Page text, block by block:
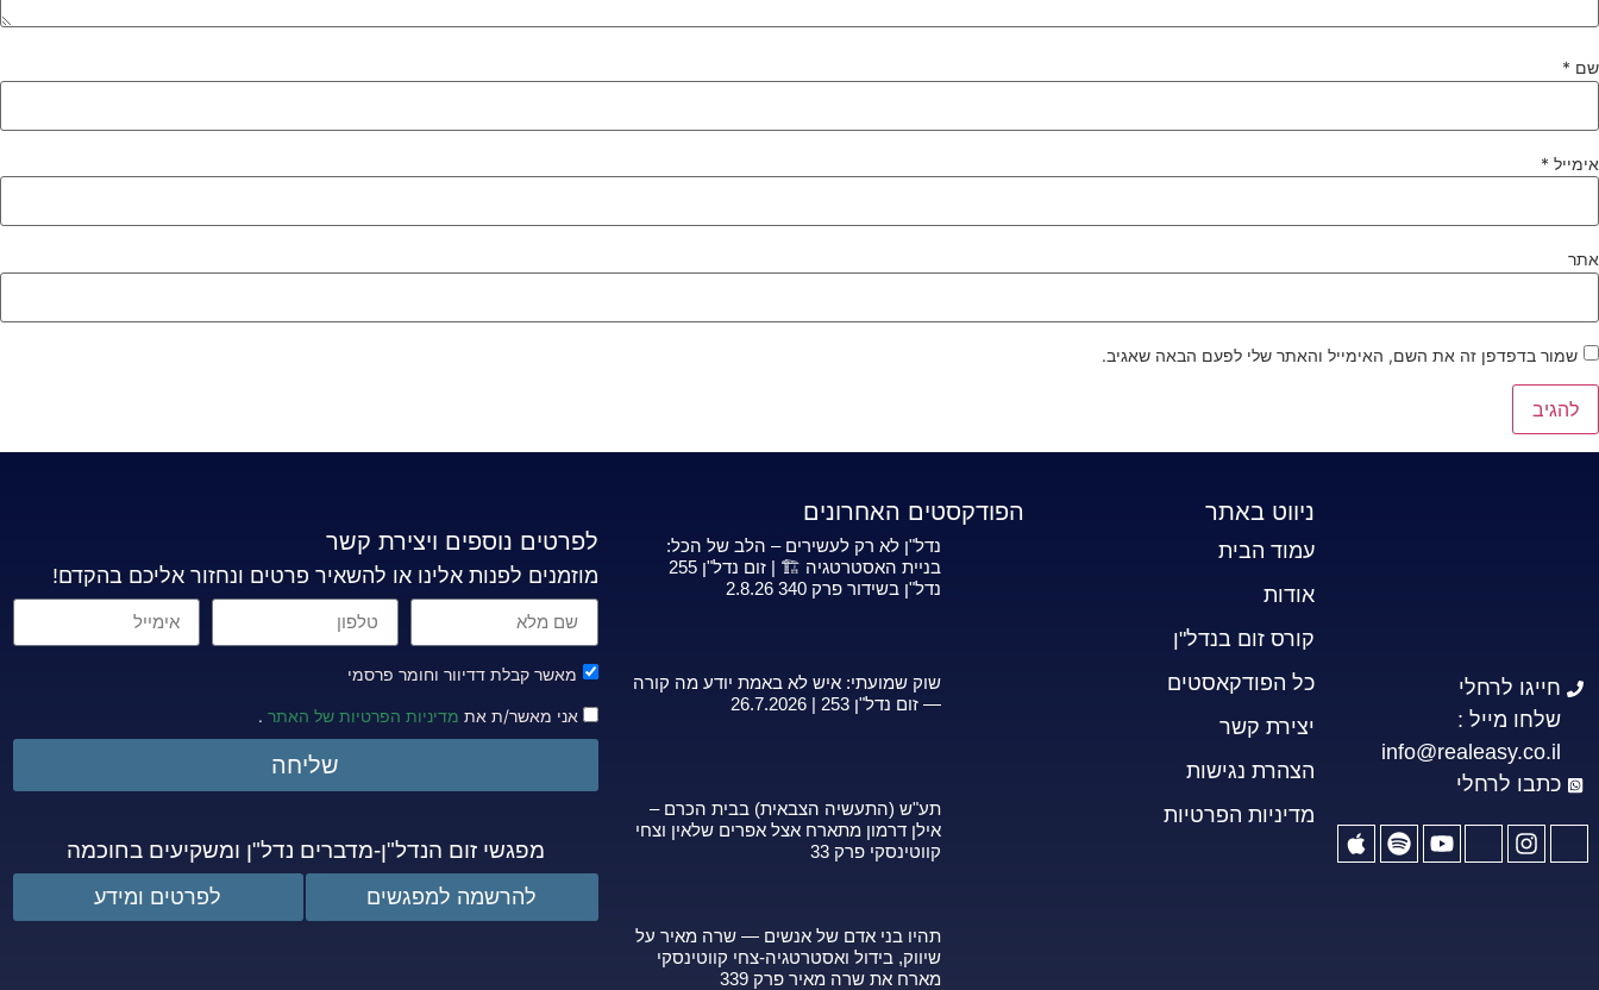
שם *
אימייל *
אתר
שמור בדפדפן זה את השם, האימייל והאתר שלי לפעם הבאה שאגיב.
חייגו לרחלי
שלחו מייל :
info@realeasy.co.il
כתבו לרחלי
ניווט באתר
עמוד הבית
אודות
קורס זום בנדל"ן
כל הפודקאסטים
יצירת קשר
הצהרת נגישות
מדיניות הפרטיות
הפודקסטים האחרונים
נדל"ן לא רק לעשירים – הלב של הכל:
בניית האסטרטגיה 🏗️ | זום נדל"ן 255
נדל"ן בשידור פרק 340 2.8.26
שוק שמועתי: איש לא באמת יודע מה קורה
— זום נדל"ן 253 | 26.7.2026
תע"ש (התעשיה הצבאית) בבית הכרם –
אילן דרמון מתארח אצל אפרים שלאין וצחי
קווטינסקי פרק 33
תהיו בני אדם של אנשים — שרה מאיר על
שיווק, בידול ואסטרטגיה-צחי קווטינסקי
מארח את שרה מאיר פרק 339
לפרטים נוספים ויצירת קשר
מוזמנים לפנות אלינו או להשאיר פרטים ונחזור אליכם בהקדם!
מאשר קבלת דדיוור וחומר פרסמי
אני מאשר/ת את מדיניות הפרטיות של האתר .
שליחה
מפגשי זום הנדל"ן-מדברים נדל"ן ומשקיעים בחוכמה
להרשמה למפגשים לפרטים ומידע